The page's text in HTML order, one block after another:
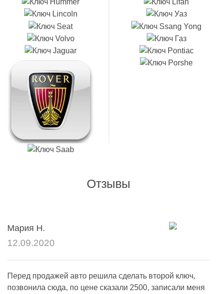
Отзывы
Мария Н.
12.09.2020
Перед продажей авто решила сделать второй ключ,
позвонила сюда, по цене сказали 2500, записали меня